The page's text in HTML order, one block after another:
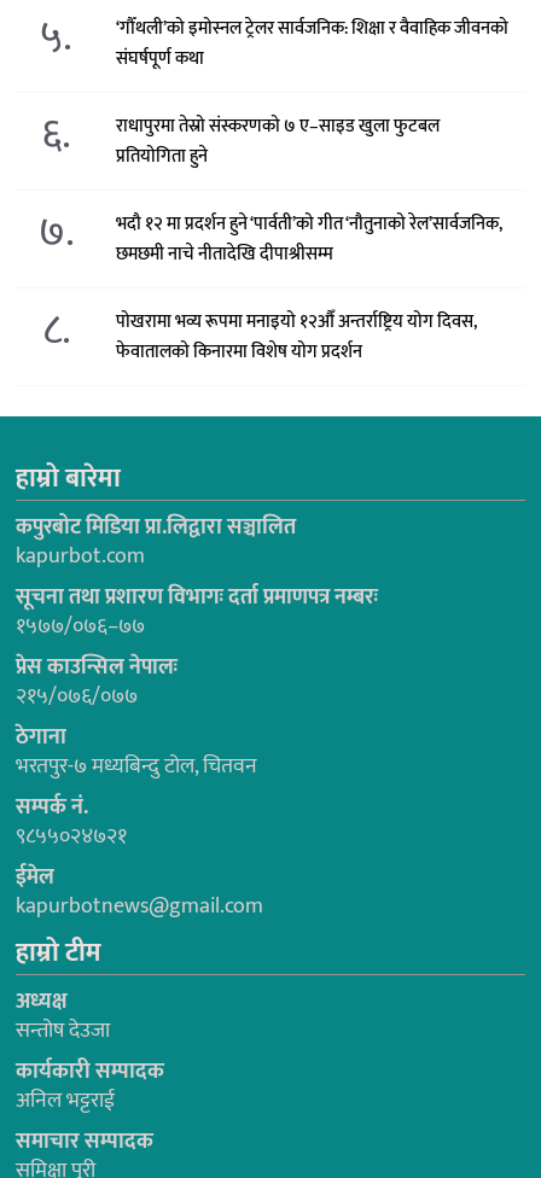
५.
‘गौँथली’को इमोस्नल ट्रेलर सार्वजनिक: शिक्षा र वैवाहिक जीवनको
संघर्षपूर्ण कथा
६.
राधापुरमा तेस्रो संस्करणको ७ ए–साइड खुला फुटबल
प्रतियोगिता हुने
७.
भदौ १२ मा प्रदर्शन हुने ‘पार्वती’को गीत ‘नौतुनाको रेल’सार्वजनिक,
छमछमी नाचे नीतादेखि दीपाश्रीसम्म
८.
पोखरामा भव्य रूपमा मनाइयो १२औँ अन्तर्राष्ट्रिय योग दिवस,
फेवातालको किनारमा विशेष योग प्रदर्शन
हाम्रो बारेमा
कपुरबोट मिडिया प्रा.लिद्वारा सञ्चालित
kapurbot.com
सूचना तथा प्रशारण विभागः दर्ता प्रमाणपत्र नम्बरः
१५७७/०७६–७७
प्रेस काउन्सिल नेपालः
२१५/०७६/०७७
ठेगाना
भरतपुर-७ मध्यबिन्दु टोल, चितवन
सम्पर्क नं.
९८५५०२४७२१
ईमेल
kapurbotnews@gmail.com
हाम्रो टीम
अध्यक्ष
सन्तोष देउजा
कार्यकारी सम्पादक
अनिल भट्टराई
समाचार सम्पादक